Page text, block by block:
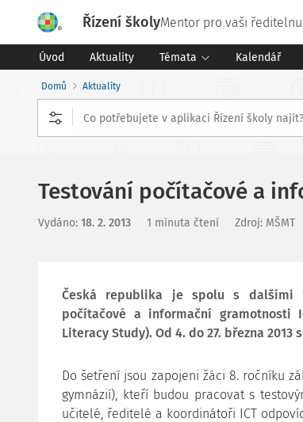
Řízení školyMentor pro vaši ředitelnu
Úvod Aktuality Témata Kalendář
Domů Aktuality
Testování počítačové a
Vydáno: 18. 2. 2013 1 minuta čtení Zdroj: MŠMT
Česká republika je spolu s dalšími
počítačové a informační gramotnosti
Literacy Study). Od 4. do 27. března
Do šetření jsou zapojeni žáci 8. ročníku
gymnázií), kteří budou pracovat s
učitelé, ředitelé a koordinátoři ICT